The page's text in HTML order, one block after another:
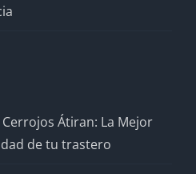
Átiran: La Mejor
de tu trastero